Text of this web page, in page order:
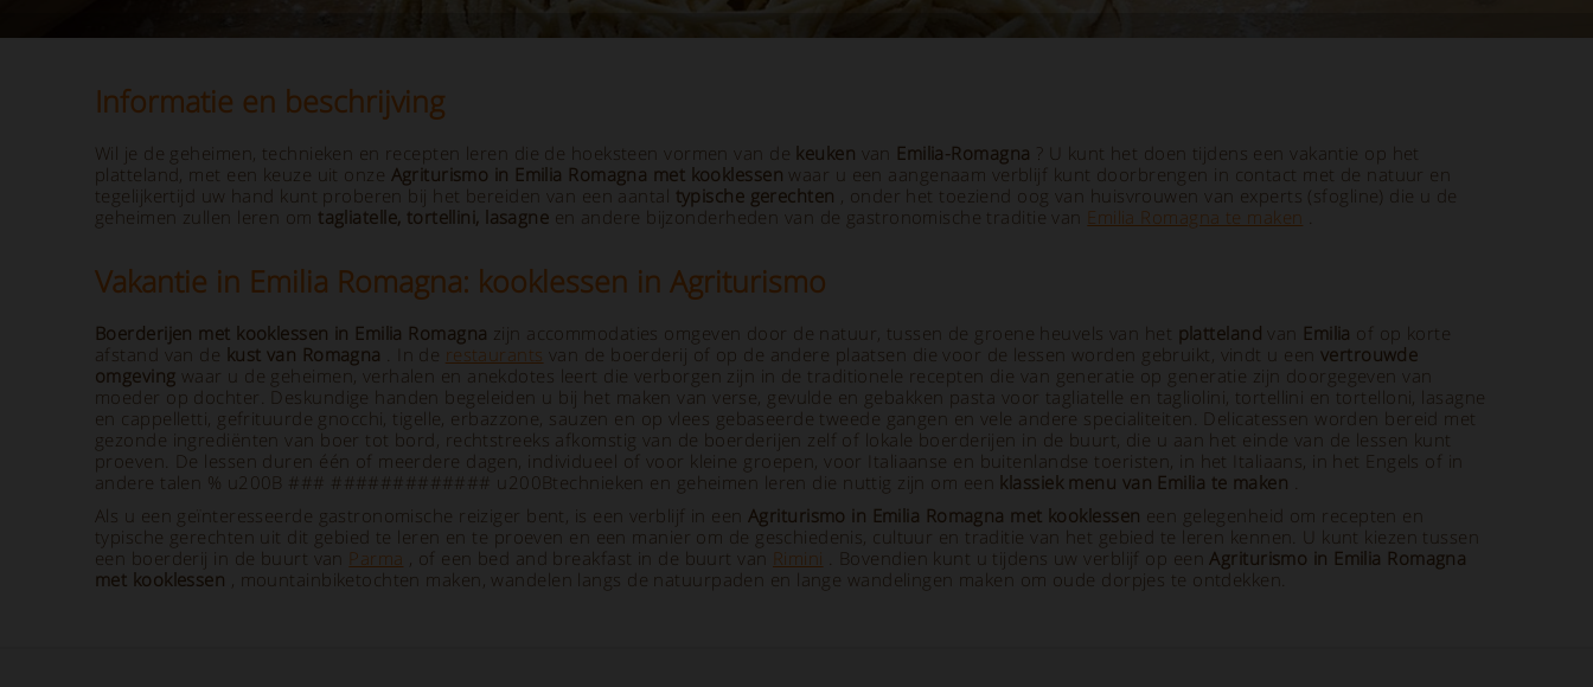
Informatie en beschrijving
Wil je de geheimen, technieken en recepten leren die de hoeksteen vormen van de keuken van Emilia-Romagna ? U kunt het doen tijdens een vakantie op het
platteland, met een keuze uit onze Agriturismo in Emilia Romagna met kooklessen waar u een aangenaam verblijf kunt doorbrengen in contact met de natuur en
tegelijkertijd uw hand kunt proberen bij het bereiden van een aantal typische gerechten , onder het toeziend oog van huisvrouwen van experts (sfogline) die u de
geheimen zullen leren om tagliatelle, tortellini, lasagne en andere bijzonderheden van de gastronomische traditie van Emilia Romagna te maken .
Vakantie in Emilia Romagna: kooklessen in Agriturismo
Boerderijen met kooklessen in Emilia Romagna zijn accommodaties omgeven door de natuur, tussen de groene heuvels van het platteland van Emilia of op korte
afstand van de kust van Romagna . In de restaurants van de boerderij of op de andere plaatsen die voor de lessen worden gebruikt, vindt u een vertrouwde
omgeving waar u de geheimen, verhalen en anekdotes leert die verborgen zijn in de traditionele recepten die van generatie op generatie zijn doorgegeven van
moeder op dochter. Deskundige handen begeleiden u bij het maken van verse, gevulde en gebakken pasta voor tagliatelle en tagliolini, tortellini en tortelloni, lasagne
en cappelletti, gefrituurde gnocchi, tigelle, erbazzone, sauzen en op vlees gebaseerde tweede gangen en vele andere specialiteiten. Delicatessen worden bereid met
gezonde ingrediënten van boer tot bord, rechtstreeks afkomstig van de boerderijen zelf of lokale boerderijen in de buurt, die u aan het einde van de lessen kunt
proeven. De lessen duren één of meerdere dagen, individueel of voor kleine groepen, voor Italiaanse en buitenlandse toeristen, in het Italiaans, in het Engels of in
andere talen % u200B ### ############# u200Btechnieken en geheimen leren die nuttig zijn om een klassiek menu van Emilia te maken .
Als u een geïnteresseerde gastronomische reiziger bent, is een verblijf in een Agriturismo in Emilia Romagna met kooklessen een gelegenheid om recepten en
typische gerechten uit dit gebied te leren en te proeven en een manier om de geschiedenis, cultuur en traditie van het gebied te leren kennen. U kunt kiezen tussen
een boerderij in de buurt van Parma , of een bed and breakfast in de buurt van Rimini . Bovendien kunt u tijdens uw verblijf op eenAgriturismo in Emilia Romagna
met kooklessen , mountainbiketochten maken, wandelen langs de natuurpaden en lange wandelingen maken om oude dorpjes te ontdekken.